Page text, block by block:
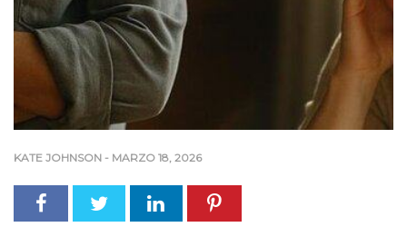
KATE JOHNSON - MARZO 18, 2026